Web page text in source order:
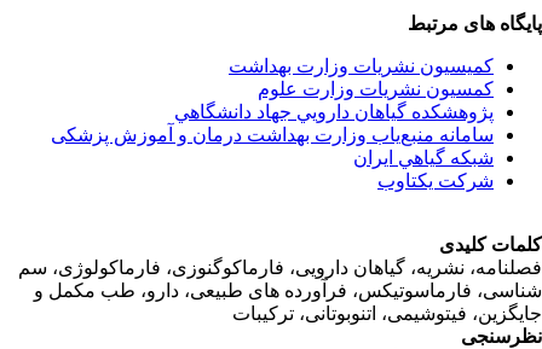
های مرتبط
کمیسیون نشریات وزارت بهداشت
کمسیون نشریات وزارت علوم
پژوهشكده گياهان دارويي جهاد دانشگاهي
سامانه منبع‌ياب وزارت بهداشت درمان و آموزش پزشکی
شبكه گياهي ايران
شرکت یکتاوب
کلیدی
نشریه، گیاهان دارویی، فارماکوگنوزی، فارماکولوژی، سم
فارماسوتیکس، فرآورده های طبیعی، دارو، طب مکمل و
فیتوشیمی، اتنوبوتانی، ترکیبات